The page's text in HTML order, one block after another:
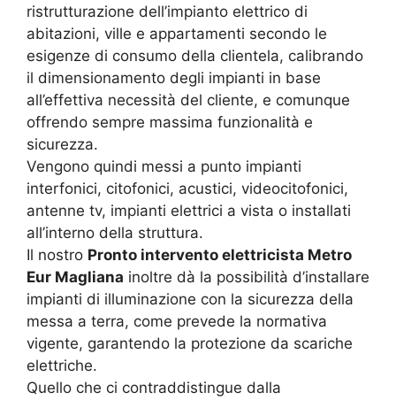
ristrutturazione dell’impianto elettrico di
abitazioni, ville e appartamenti secondo le
esigenze di consumo della clientela, calibrando
il dimensionamento degli impianti in base
all’effettiva necessità del cliente, e comunque
offrendo sempre massima funzionalità e
sicurezza.
Vengono quindi messi a punto impianti
interfonici, citofonici, acustici, videocitofonici,
antenne tv, impianti elettrici a vista o installati
all’interno della struttura.
Il nostro Pronto intervento elettricista Metro
Eur Magliana inoltre dà la possibilità d’installare
impianti di illuminazione con la sicurezza della
messa a terra, come prevede la normativa
vigente, garantendo la protezione da scariche
elettriche.
Quello che ci contraddistingue dalla